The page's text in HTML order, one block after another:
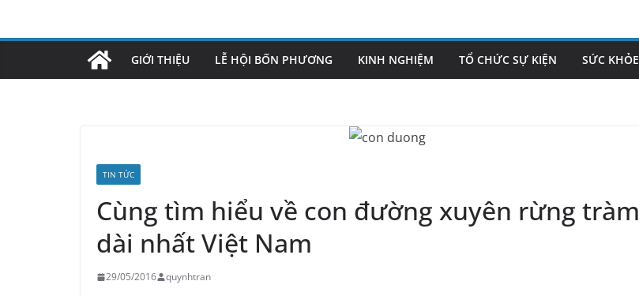
GIỚI THIỆU LỄ HỘI BỐN PHƯƠNG KINH NGHIỆM TỔ CHỨC SỰ KIỆN SỨC KHỎE
TIN TỨC
Cùng tìm hiểu về con đường xuyên rừng tràm
dài nhất Việt Nam
29/05/2016 quynhtran